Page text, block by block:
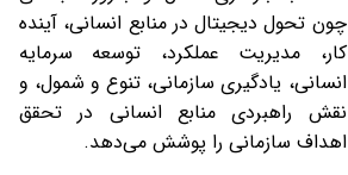
چون تحول دیجیتال در منابع انسانی، آینده
کار، مدیریت عملکرد، توسعه سرمایه
انسانی، یادگیری سازمانی، تنوع و شمول، و
نقش راهبردی منابع انسانی در تحقق
اهداف سازمانی را پوشش می‌دهد.